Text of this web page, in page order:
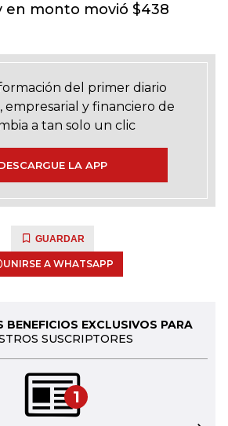
en monto movió $438
del primer diario
empresarial y financiero de
a tan solo un clic
LA APP
GUARDAR
UNIRSE A WHATSAPP
EXCLUSIVOS PARA
SUSCRIPTORES
1